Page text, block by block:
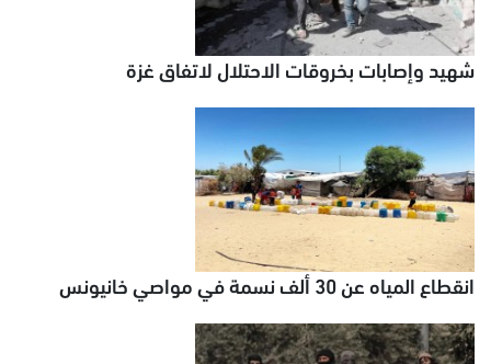
شهيد وإصابات بخروقات الاحتلال لاتفاق غزة
انقطاع المياه عن 30 ألف نسمة في مواصي خانيونس